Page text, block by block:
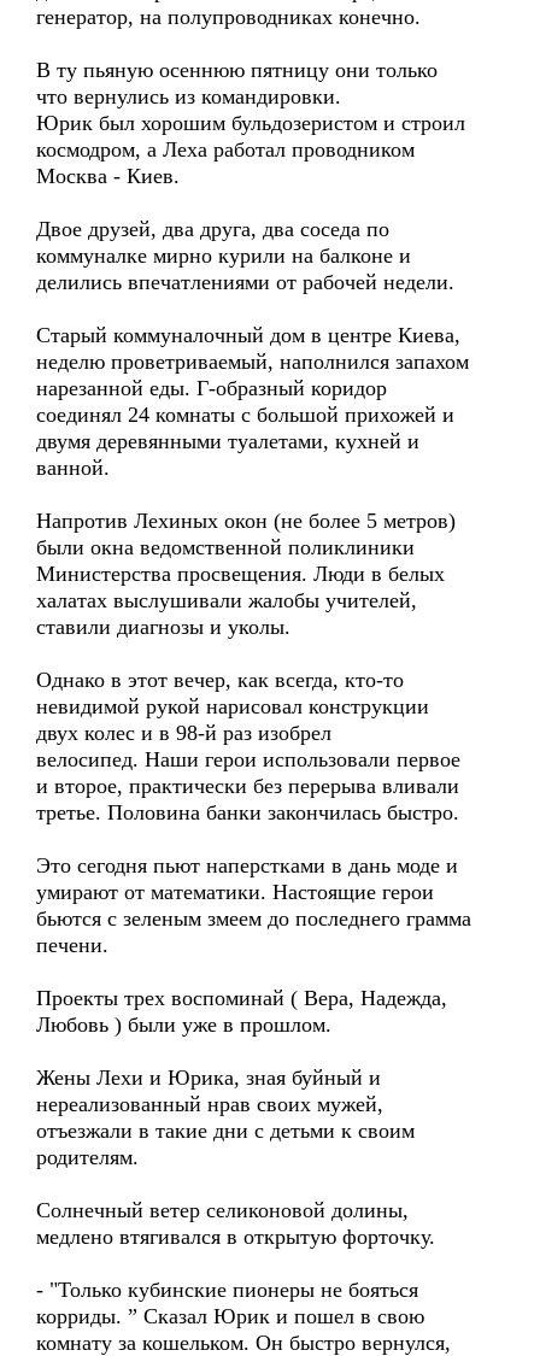
генератор, на полупроводниках конечно.
В ту пьяную осеннюю пятницу они только
что вернулись из командировки.
Юрик был хорошим бульдозеристом и строил
космодром, а Леха работал проводником
Москва - Киев.
Двое друзей, два друга, два соседа по
коммуналке мирно курили на балконе и
делились впечатлениями от рабочей недели.
Старый коммуналочный дом в центре Киева,
неделю проветриваемый, наполнился запахом
нарезанной еды. Г-образный коридор
соединял 24 комнаты с большой прихожей и
двумя деревянными туалетами, кухней и
ванной.
Напротив Лехиных окон (не более 5 метров)
были окна ведомственной поликлиники
Министерства просвещения. Люди в белых
халатах выслушивали жалобы учителей,
ставили диагнозы и уколы.
Однако в этот вечер, как всегда, кто-то
невидимой рукой нарисовал конструкции
двух колес и в 98-й раз изобрел
велосипед. Наши герои использовали первое
и второе, практически без перерыва вливали
третье. Половина банки закончилась быстро.
Это сегодня пьют наперстками в дань моде и
умирают от математики. Настоящие герои
бьются с зеленым змеем до последнего грамма
печени.
Проекты трех воспоминай ( Вера, Надежда,
Любовь ) были уже в прошлом.
Жены Лехи и Юрика, зная буйный и
нереализованный нрав своих мужей,
отъезжали в такие дни с детьми к своим
родителям.
Солнечный ветер селиконовой долины,
медлено втягивался в открытую форточку.
- "Только кубинские пионеры не бояться
корриды. ” Сказал Юрик и пошел в свою
комнату за кошельком. Он быстро вернулся,